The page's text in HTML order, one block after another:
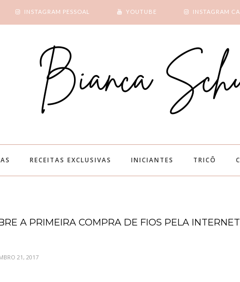
INSTAGRAM PESSOAL YOUTUBE INSTAGRAM
RECEITAS EXCLUSIVAS INICIANTES TRICÔ
A PRIMEIRA COMPRA DE FIOS PELA
21, 2017